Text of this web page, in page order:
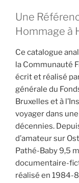
Une
Hommage à
Ce catalogue
la Communauté
écrit et réalisé
générale du
Bruxelles et à
voyager dans
décennies.
d’amateur sur
Pathé-Baby 9,5
documentaire-
réalisé en 1984-